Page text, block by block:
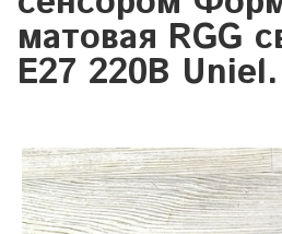
матовая RGG
E27 220В Uniel.